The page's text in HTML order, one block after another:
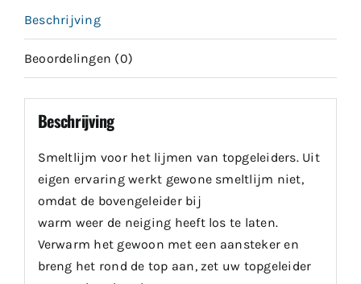
Beschrijving
Beoordelingen (0)
Beschrijving
Smeltlijm voor het lijmen van topgeleiders. Uit
eigen ervaring werkt gewone smeltlijm niet,
omdat de bovengeleider bij
warm weer de neiging heeft los te laten.
Verwarm het gewoon met een aansteker en
breng het rond de top aan, zet uw topgeleider